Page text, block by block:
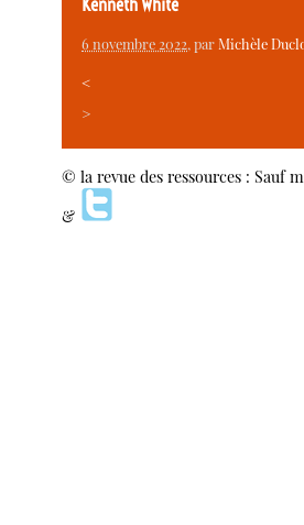
Kenneth White
6 novembre 2022, parMichèle
<
>
© la revue des ressources : Sauf
&